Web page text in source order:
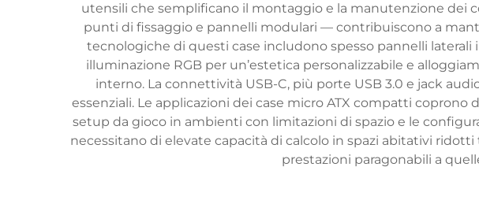
utensili che semplificano il montaggio e la manutenzione dei
punti di fissaggio e pannelli modulari — contribuiscono a
tecnologiche di questi case includono spesso pannelli
illuminazione RGB per un’estetica personalizzabile e
interno. La connettività USB-C, più porte USB 3.0 e jack
essenziali. Le applicazioni dei case micro ATX compatti
setup da gioco in ambienti con limitazioni di spazio e le
necessitano di elevate capacità di calcolo in spazi abitativi
prestazioni paragonabili a